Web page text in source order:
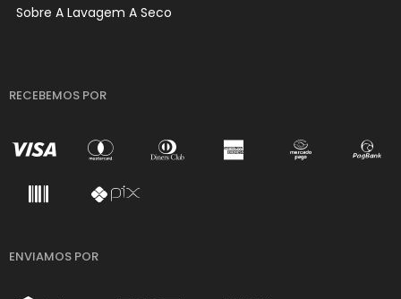
Sobre A Lavagem A Seco
RECEBEMOS POR
ENVIAMOS POR